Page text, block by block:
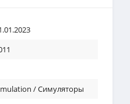
/ Симуляторы